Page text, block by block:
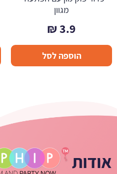
מגוון
3.9
₪
הוספה לסל
אודות